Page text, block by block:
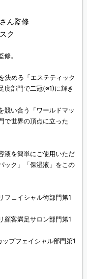
ん監修
ク
。
決める「エステティック
度部門で二冠(※1)に輝き
競い合う「ワールドマッ
で世界の頂点に立った
液を簡単にご使用いただ
ック」「保湿液」をこの
ェイシャル術部門第1
客満足サロン部門第1
プフェイシャル部門第1